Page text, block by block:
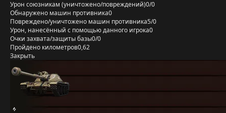
Урон союзникам (уничтожено/повреждений)0/0
Обнаружено машин противника0
Повреждено/уничтожено машин противника5/0
Урон, нанесённый с помощью данного игрока0
Очки захвата/защиты базы0/0
Пройдено километров0,62
Закрыть